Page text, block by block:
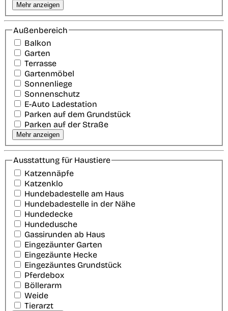
Mehr anzeigen
Außenbereich
Balkon
Garten
Terrasse
Gartenmöbel
Sonnenliege
Sonnenschutz
E-Auto Ladestation
Parken auf dem Grundstück
Parken auf der Straße
Mehr anzeigen
Ausstattung für Haustiere
Katzennäpfe
Katzenklo
Hundebadestelle am Haus
Hundebadestelle in der Nähe
Hundedecke
Hundedusche
Gassirunden ab Haus
Eingezäunter Garten
Eingezäunte Hecke
Eingezäuntes Grundstück
Pferdebox
Böllerarm
Weide
Tierarzt